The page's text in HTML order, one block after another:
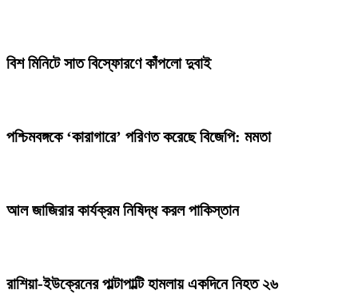
বিশ মিনিটে সাত বিস্ফোরণে কাঁপলো দুবাই
পশ্চিমবঙ্গকে ‘কারাগারে’ পরিণত করেছে বিজেপি: মমতা
আল জাজিরার কার্যক্রম নিষিদ্ধ করল পাকিস্তান
রাশিয়া-ইউক্রেনের পাল্টাপাল্টি হামলায় একদিনে নিহত ২৬